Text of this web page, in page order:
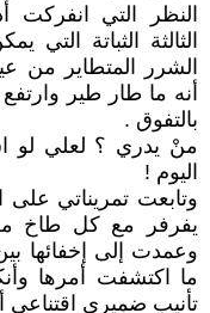
النظر التي انفركت
الثالثة الثباتة
الشرر المتطاير من
أنه ما طار طير
بالتفوق .
منْ يدري ؟ لعلي لو
اليوم !
وتابعت تمريناتي
يفرفر مع كل
وعمدت إلى إخفائها
ما اكتشفت أمرها
تأنيب ضميري اقتناعي